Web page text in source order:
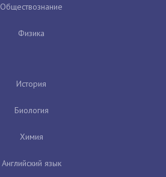
Обществознание
Физика
История
Биология
Химия
Английский язык